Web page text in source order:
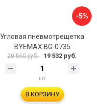
-5%
Угловая пневмотрещетка
BYEMAX BG-0735
20 560 руб. 19 532 руб.
шт
В КОРЗИНУ